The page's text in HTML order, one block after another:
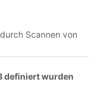
haben sie bei der
dann zwölf Punkte
Hinrunde – sportlich,
Nach dem
Oder? In der Taktik-
Und welche Arten